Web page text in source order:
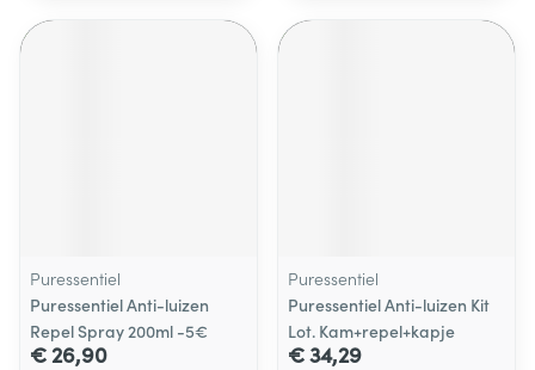
Puressentiel
Puressentiel Anti-luizen
Repel Spray 200ml -5€
€ 26,90
Puressentiel
Puressentiel Anti-luizen Kit
Lot. Kam+repel+kapje
€ 34,29